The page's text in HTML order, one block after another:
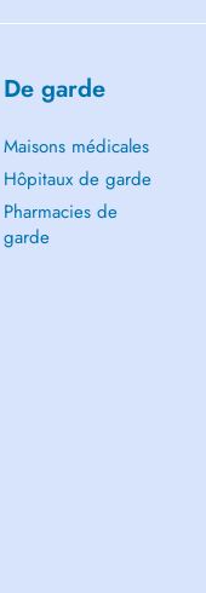
De garde
Maisons médicales
Hôpitaux de garde
Pharmacies de
garde